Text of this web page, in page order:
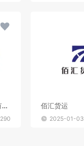
安平县聚创货运代理有限公司
290
佰汇货运
2025-01-03